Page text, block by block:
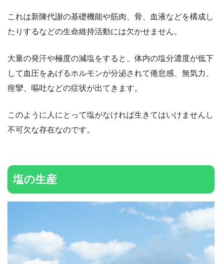
これは新陳代謝の基礎機能や筋肉、骨、血液などを構成し
たりするなどの生命維持活動には欠かせません。
大量の発汗や極度の減塩をすると、体内の塩分濃度が低下
して血圧をあげるホルモンが分泌されて倦怠感、無気力、
痙攣、嘔吐などの症状が出てきます。
このように人にとって塩がなければ生きてはいけませんし
不可欠な存在なのです。
塩の生産